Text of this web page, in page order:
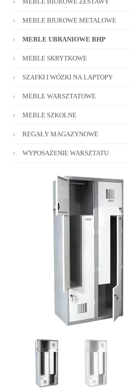
MEBLE BIUROWE METALOWE
MEBLE UBRANIOWE BHP
MEBLE SKRYTKOWE
SZAFKI I WÓZKI NA LAPTOPY
MEBLE WARSZTATOWE
MEBLE SZKOLNE
REGAŁY MAGAZYNOWE
WYPOSAŻENIE WARSZTATU